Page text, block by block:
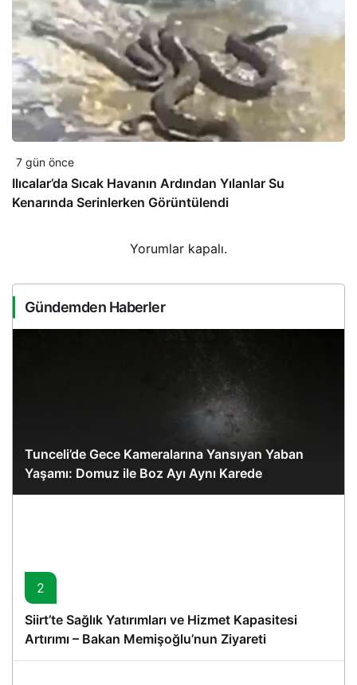
7 gün önce
Ilıcalar’da Sıcak Havanın Ardından Yılanlar Su
Kenarında Serinlerken Görüntülendi
Yorumlar kapalı.
Gündemden Haberler
Tunceli’de Gece Kameralarına Yansıyan Yaban
Yaşamı: Domuz ile Boz Ayı Aynı Karede
2
Siirt’te Sağlık Yatırımları ve Hizmet Kapasitesi
Artırımı – Bakan Memişoğlu’nun Ziyareti